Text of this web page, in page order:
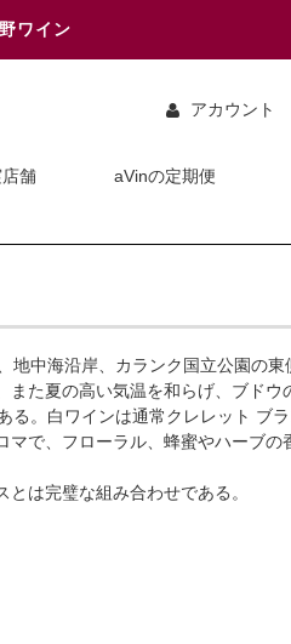
ワイン
アカウント
舗 aVinの定期便
中海沿岸、カランク国立公園の
た夏の高い気温を和らげ、ブド
。白ワインは通常クレレット ブ
で、フローラル、蜂蜜やハーブの
は完璧な組み合わせである。